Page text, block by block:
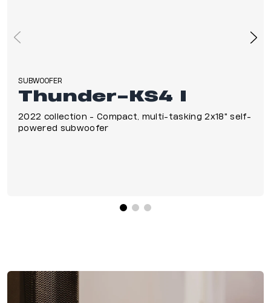
SUBWOOFER
Thunder-KS4 I
2022 collection - Compact, multi-tasking 2x18″ self-
powered subwoofer